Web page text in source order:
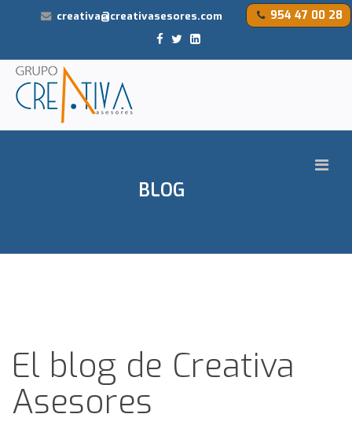
954 47 00 28
creativa@creativasesores.com
BLOG
El blog de Creativa
Asesores